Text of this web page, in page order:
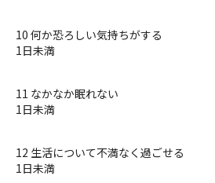
10 何か恐ろしい気持ちがする
1日未満
11 なかなか眠れない
1日未満
12 生活について不満なく過ごせる
1日未満